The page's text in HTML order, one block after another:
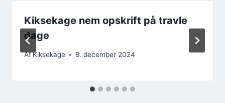
Kiksekage nem opskrift på travle
dage
AfKiksekage 8. december 2024